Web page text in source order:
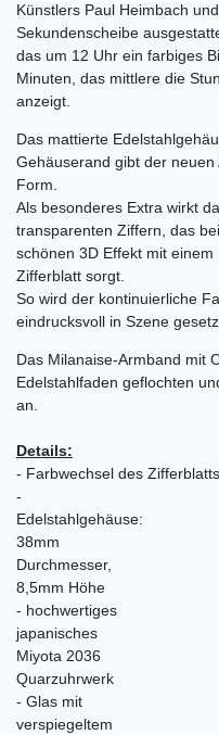
Künstlers Paul Heimbach
Sekundenscheibe
das um 12 Uhr ein farbiges
Minuten, das mittlere die
anzeigt.
Das mattierte
Gehäuserand gibt der
Form.
Als besonderes Extra wirkt
transparenten Ziffern, das
schönen 3D Effekt mit
Zifferblatt sorgt.
So wird der kontinuierliche
eindrucksvoll in Szene
Das Milanaise-Armband mit
Edelstahlfaden geflochten
an.
Details:
- Farbwechsel des
-
Edelstahlgehäuse:
38mm
Durchmesser,
8,5mm Höhe
- hochwertiges
japanisches
Miyota 2036
Quarzuhrwerk
- Glas mit
verspiegeltem